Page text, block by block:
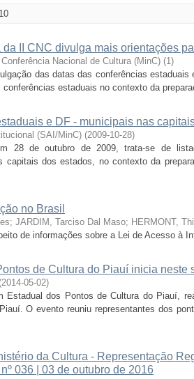
II CNC divulga mais orientações
Nacional de Cultura (MinC) (1)
das datas das conferências
estaduais no contexto da
e DF - municipais nas
(SAI/MinC) (2009-10-28)
28 de outubro de 2009, trata-se de
capitais dos estados, no contexto da
no Brasil
; JARDIM, Tarciso Dal Maso; HERMONT,
de informações sobre a Lei de Acesso à
de Cultura do Piauí inicia neste
(2014-05-02)
Estadual dos Pontos de Cultura do Piauí,
O evento reuniu representantes dos
da Cultura - Representação
036 | 03 de outubro de 2016